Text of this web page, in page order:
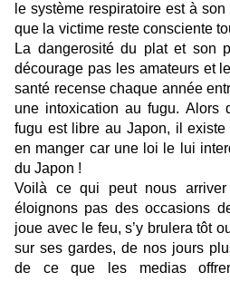
le système respiratoire est à
que la victime reste consciente
La dangerosité du plat et son
décourage pas les amateurs et
santé recense chaque année
une intoxication au fugu. Alors
fugu est libre au Japon, il
en manger car une loi le lui
du Japon !
Voilà ce qui peut nous
éloignons pas des occasions
joue avec le feu, s’y brulera tôt
sur ses gardes, de nos jours
de ce que les medias